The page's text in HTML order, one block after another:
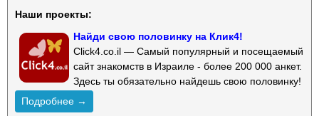
Наши проекты:
Найди свою половинку на Клик4!
Click4.co.il — Самый популярный и посещаемый
сайт знакомств в Израиле - более 200 000 анкет.
Здесь ты обязательно найдешь свою половинку!
Подробнее →